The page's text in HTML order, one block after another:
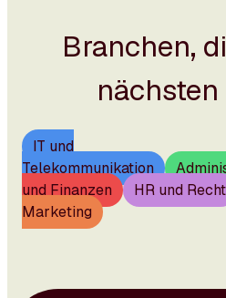
Branchen,
IT und
Telekommunikation
und Finanzen
HR und Recht
Marketing